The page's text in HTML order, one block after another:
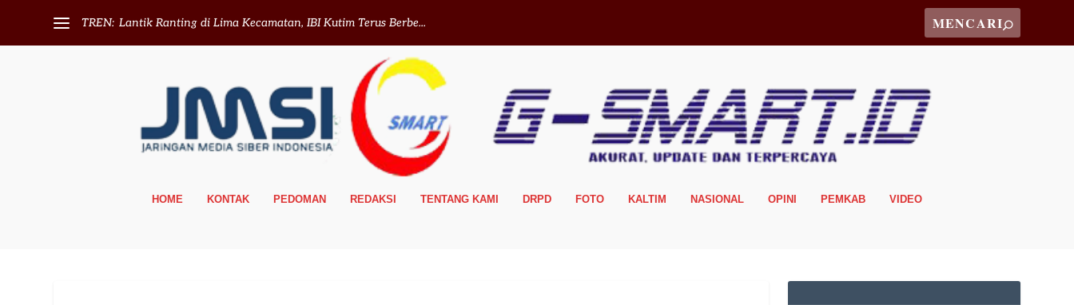
TREN: Lantik Ranting di Lima Kecamatan, IBI Kutim Terus Berbe...
HOME KONTAK PEDOMAN REDAKSI TENTANG KAMI DRPD FOTO KALTIM NASIONAL OPINI PEMKAB VIDEO